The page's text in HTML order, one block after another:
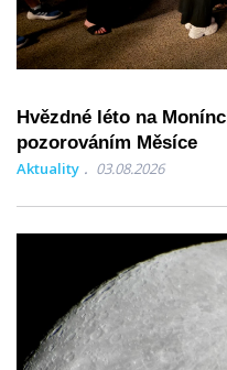
Hvězdné léto na
pozorováním Měsíce
Aktuality 03.08.2026